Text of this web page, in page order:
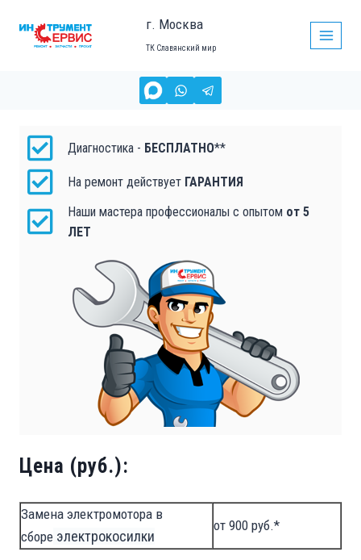
г. Москва
ТК Славянский мир
ЗАМЕНА ЭЛЕКТРОМОТОРА В СБОРЕ, РЕМОНТ
ЭЛЕКТРОКОСИЛКИ в Москве
Диагностика - БЕСПЛАТНО**
На ремонт действует ГАРАНТИЯ
Наши мастера профессионалы с опытом от 5
ЛЕТ
Цена (руб.):
Замена электромотора в
сборе электрокосилки
от 900 руб.*